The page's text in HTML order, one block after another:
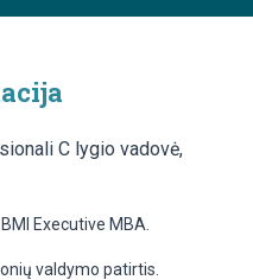
C lygio vadovė,
Executive MBA.
valdymo patirtis.